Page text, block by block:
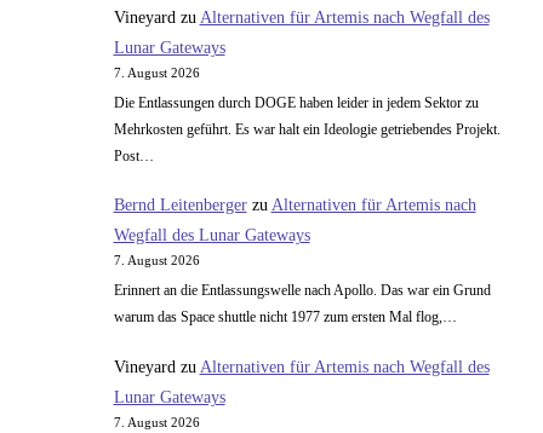
Vineyard zu Alternativen für Artemis nach Wegfall des
Lunar Gateways
7. August 2026
Die Entlassungen durch DOGE haben leider in jedem Sektor zu
Mehrkosten geführt. Es war halt ein Ideologie getriebendes Projekt.
Post…
Bernd Leitenbergerzu Alternativen für Artemis nach
Wegfall des Lunar Gateways
7. August 2026
Erinnert an die Entlassungswelle nach Apollo. Das war ein Grund
warum das Space shuttle nicht 1977 zum ersten Mal flog,…
Vineyard zu Alternativen für Artemis nach Wegfall des
Lunar Gateways
7. August 2026